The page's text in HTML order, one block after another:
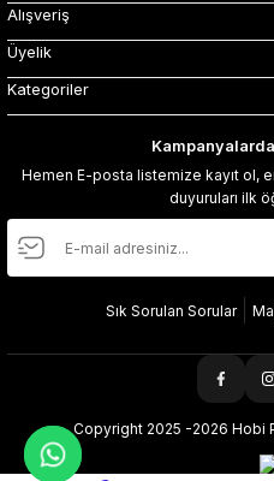
Alışveriş
Üyelik
Kategoriler
Hemen E-posta listemize kayıt ol,
duyuruları ilk
Sık Sorulan Sorular
Copyright 2025 -2026 Hobi